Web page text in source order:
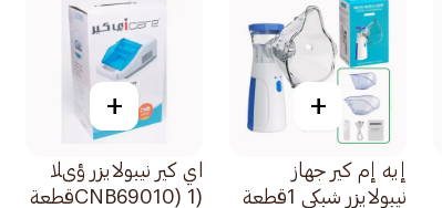
+
إيه إم كير جهاز
نيبولايزر شبكي 1قطعة
+
اي كير نيبولايزر ؤىلا
(CNB69010) 1قطعة